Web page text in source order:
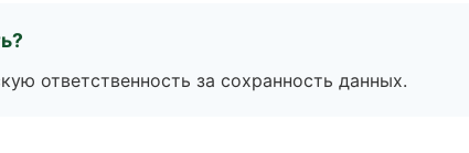
ответственность за сохранность данных.